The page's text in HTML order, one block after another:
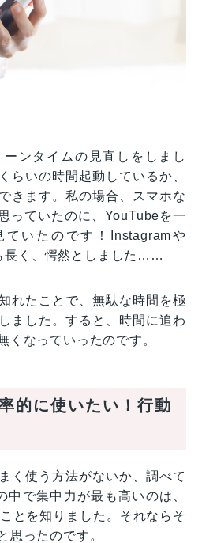
ンタイムの見直しをしまし
らいの時間起動しているか、
きます。私の場合、スマホな
っていたのに、YouTubeを一
いたのです！Instagramや
長く、愕然としました……
れたことで、無駄な時間を極
ました。すると、時間に追わ
くなっていったのです。
的に使いたい！行動
く使う方法がないか、調べて
中で集中力が最も高いのは、
とを知りました。それならそ
思ったのです。